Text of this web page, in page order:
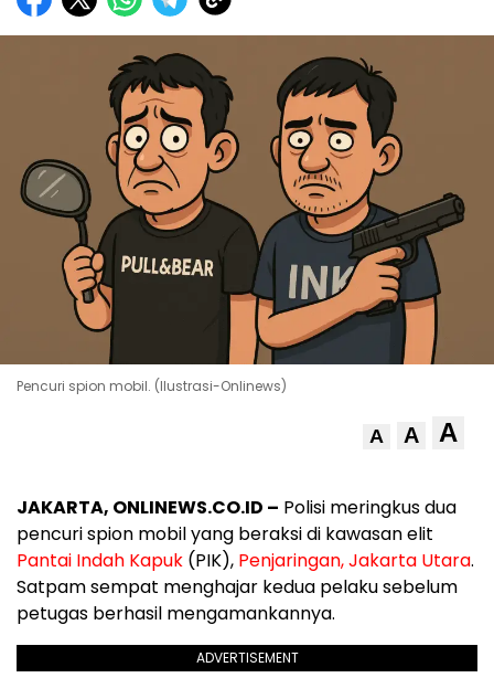
Pencuri spion mobil. (Ilustrasi-Onlinews)
A A A
JAKARTA, ONLINEWS.CO.ID – Polisi meringkusdua
pencurispion mobilyang beraksidi kawasanelit
Pantai Indah Kapuk (PIK), Penjaringan, Jakarta Utara.
Satpam sempat menghajar kedua pelaku sebelum
petugas berhasil mengamankannya.
ADVERTISEMENT